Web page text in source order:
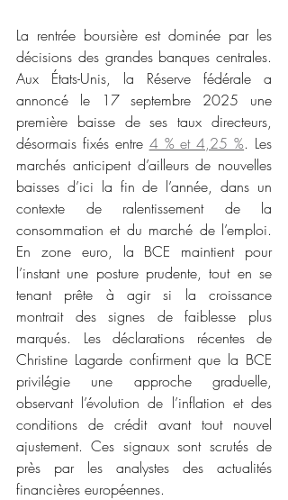
La rentrée boursière est dominée par les
décisions des grandes banques centrales.
Aux États-Unis, la Réserve fédérale a
annoncé le 17 septembre 2025 une
première baisse de ses taux directeurs,
désormais fixés entre 4 % et 4,25 %. Les
marchés anticipent d’ailleurs de nouvelles
baisses d’ici la fin de l’année, dans un
contexte de ralentissement de la
consommation et du marché de l’emploi.
En zone euro, la BCE maintient pour
l’instant une posture prudente, tout en se
tenant prête à agir si la croissance
montrait des signes de faiblesse plus
marqués. Les déclarations récentes de
Christine Lagarde confirment que la BCE
privilégie une approche graduelle,
observant l’évolution de l’inflation et des
conditions de crédit avant tout nouvel
ajustement. Ces signaux sont scrutés de
près par les analystes des actualités
financières européennes.